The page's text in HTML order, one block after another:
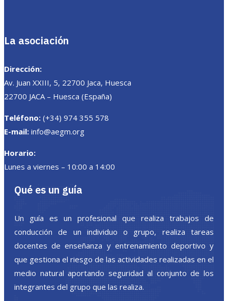
La asociación
Dirección:
Av. Juan XXIII, 5, 22700 Jaca, Huesca
22700 JACA – Huesca (España)
Teléfono: (+34) 974 355 578
E-mail: info@aegm.org
Horario:
Lunes a viernes – 10:00 a 14:00
Qué es un guía
Un guía es un profesional que realiza trabajos de
conducción de un individuo o grupo, realiza tareas
docentes de enseñanza y entrenamiento deportivo y
que gestiona el riesgo de las actividades realizadas en el
medio natural aportando seguridad al conjunto de los
integrantes del grupo que las realiza.